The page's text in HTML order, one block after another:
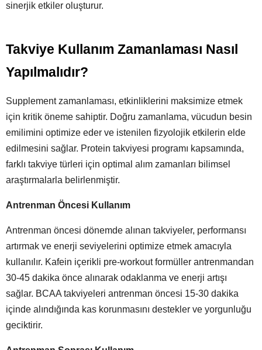
sinerjik etkiler oluşturur.
Takviye Kullanım Zamanlaması Nasıl
Yapılmalıdır?
Supplement zamanlaması, etkinliklerini maksimize etmek
için kritik öneme sahiptir. Doğru zamanlama, vücudun besin
emilimini optimize eder ve istenilen fizyolojik etkilerin elde
edilmesini sağlar. Protein takviyesi programı kapsamında,
farklı takviye türleri için optimal alım zamanları bilimsel
araştırmalarla belirlenmiştir.
Antrenman Öncesi Kullanım
Antrenman öncesi dönemde alınan takviyeler, performansı
artırmak ve enerji seviyelerini optimize etmek amacıyla
kullanılır. Kafein içerikli pre-workout formüller antrenmandan
30-45 dakika önce alınarak odaklanma ve enerji artışı
sağlar. BCAA takviyeleri antrenman öncesi 15-30 dakika
içinde alındığında kas korunmasını destekler ve yorgunluğu
geciktirir.